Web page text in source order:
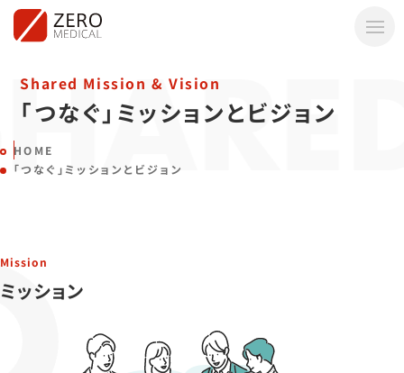
メニ
Shared Mission & Vision
「つなぐ」ミッションとビジョン
HOME
「つなぐ」ミッションとビジョン
Mission
ミッション